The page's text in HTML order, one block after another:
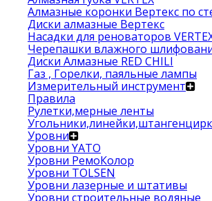
Алмазные коронки Вертекс по
Диски алмазные Вертекс
Насадки для реноваторов
Черепашки влажного
Диски Алмазные RED CHILI
Газ , Горелки, паяльные лампы
Измерительный инструмент
Правила
Рулетки,мерные ленты
Уровни
Уровни YATO
Уровни РемоКолор
Уровни TOLSEN
Уровни лазерные и штативы
Уровни строительные водяные